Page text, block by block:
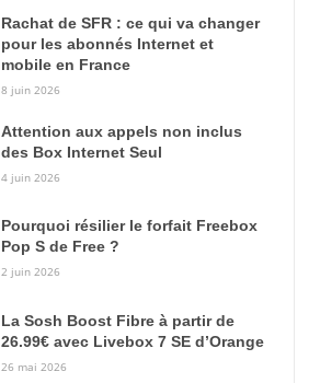
Rachat de SFR : ce qui va changer
pour les abonnés Internet et
mobile en France
8 juin 2026
Attention aux appels non inclus
des Box Internet Seul
4 juin 2026
Pourquoi résilier le forfait Freebox
Pop S de Free ?
2 juin 2026
La Sosh Boost Fibre à partir de
26.99€ avec Livebox 7 SE d’Orange
26 mai 2026